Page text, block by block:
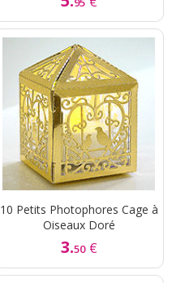
10 Petits Photophores Cage à
Oiseaux Doré
3.50 €